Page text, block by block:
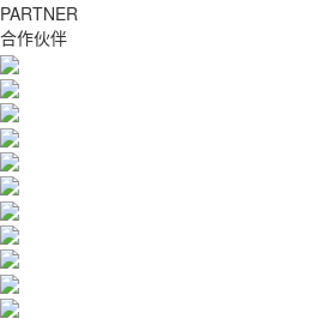
PARTNER
合作伙伴